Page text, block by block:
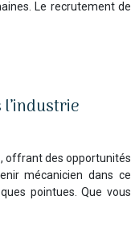
Le recrutement de
offrant des opportunités
mécanicien dans ce
pointues. Que vous